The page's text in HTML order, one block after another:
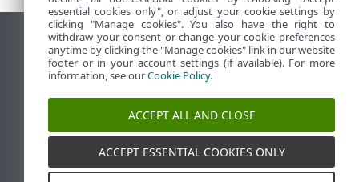
Näytä tietokonesivusto
End of Life
ESET-tietämyskanta
ESET-foorumi
ESET Status Portal
Alueellinen tuki
essential cookies only", or adjust your cookie settings by
clicking "Manage cookies". You also have the right to
withdraw your consent or change your cookie preferences
anytime by clicking the "Manage cookies" link in our website
footer or in your account settings (if available). For more
information, see ourCookie Policy.
ACCEPT ALL AND CLOSE
ACCEPT ESSENTIAL COOKIES ONLY